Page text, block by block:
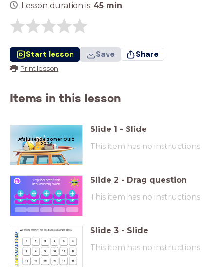
Lesson duration is: 45 min
Start lesson Save Share
Print lesson
Items in this lesson
Afsluitende zomer Quiz
2024
Slide 1 - Slide
This item has no instructions
Sleep snel de titel van
ditnummer bij elkaar!
op
man de win lente
in lente zin zomer
Slide 2 - Drag question
This item has no instructions
Slide 3 - Slide
This item has no instructions